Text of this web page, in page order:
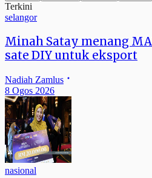
Terkini
selangor
Minah Satay menang
sate DIY untuk eksport
Nadiah Zamlus
8 Ogos 2026
nasional